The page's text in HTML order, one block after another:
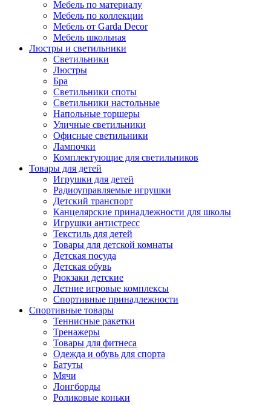
Мебель по материалу
Мебель по коллекции
Мебель от Garda Decor
Мебель школьная
Люстры и светильники
Светильники
Люстры
Бра
Светильники споты
Светильники настольные
Напольные торшеры
Уличные светильники
Офисные светильники
Лампочки
Комплектующие для светильников
Товары для детей
Игрушки для детей
Радиоуправляемые игрушки
Детский транспорт
Канцелярские принадлежности для школы
Игрушки антистресс
Текстиль для детей
Товары для детской комнаты
Детская посуда
Детская обувь
Рюкзаки детские
Летние игровые комплексы
Спортивные принадлежности
Спортивные товары
Теннисные ракетки
Тренажеры
Товары для фитнеса
Одежда и обувь для спорта
Батуты
Мячи
Лонгборды
Роликовые коньки